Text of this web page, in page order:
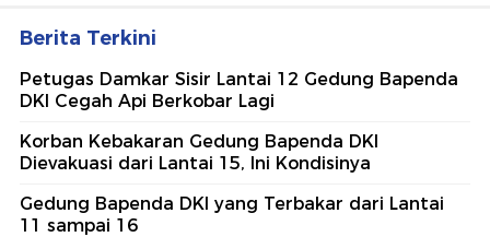
Berita Terkini
Petugas Damkar Sisir Lantai 12 Gedung Bapenda
DKI Cegah Api Berkobar Lagi
Korban Kebakaran Gedung Bapenda DKI
Dievakuasi dari Lantai 15, Ini Kondisinya
Gedung Bapenda DKI yang Terbakar dari Lantai
11 sampai 16